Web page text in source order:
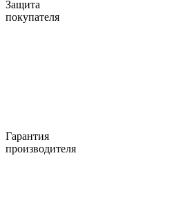
Защита
покупателя
Гарантия
производителя